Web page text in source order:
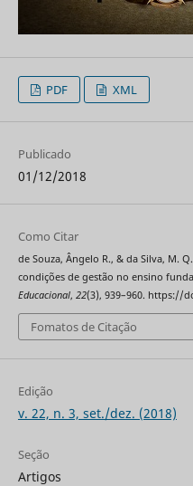
PDF XML
Publicado
01/12/2018
Como Citar
de Souza, Ângelo R., & da Silva, M.
condições de gestão no ensino
Educacional, 22(3), 939–960. https://
Fomatos de Citação
Edição
v. 22, n. 3, set./dez. (2018)
Seção
Artigos